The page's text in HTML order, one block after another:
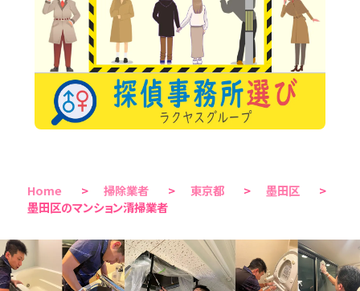
Home > 掃除業者 > 東京都 > 墨田区
>
墨田区のマンション清掃業者